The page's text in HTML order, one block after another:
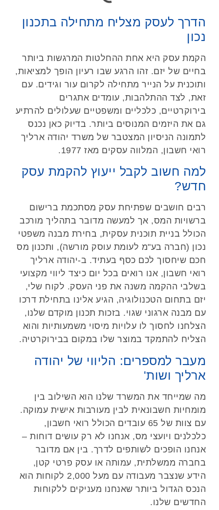
הדרך לעסק מצליח מתחילה בתכנון
נכון
הקמת עסק היא אחת ההחלטות המרגשות ביותר
בחיים של יזם. זהו הרגע שבו רעיון הופך למציאות,
ותוכנית על הנייר מתחילה לקרום עור וגידים. עם
זאת, לצד ההתלהבות, עומדים אתגרים
בירוקרטיים, כלכליים ומשפטיים שעלולים להרתיע
גם את היזמים המנוסים ביותר. בדיוק כאן נכנס
לתמונה הניסיון המצטבר של משרד יהודה ארליך
רואי חשבון, המלווה עסקים מאז 1977.
למה חשוב לקבל ייעוץ להקמת עסק
חדש?
רבים חושבים שפתיחת עסק מסתכמת ברישום
ברשויות המס, אך למעשה מדובר בתהליך מורכב
הכולל בניית תוכנית עסקית, בחירת מבנה משפטי
נכון (חברה בע"מ לעומת עוסק מורשה), ותכנון מס
חכם שיחסוך לכם כסף בעתיד. ב-יהודה ארליך
רואי חשבון, אנו רואים בכל יום כיצד ליווי מקצועי
בשלבי ההקמה משנה את פני העסק. לקוח שלי,
יזם בתחום הטכנולוגיה, הגיע אלינו בתחילת דרכו
עם מבנה ארגוני שגוי. בזכות תכנון מוקדם שלנו,
הצלחנו לחסוך לו עלויות מיסוי משמעותיות והוא
הצליח להתמקד במוצר שלו במקום בבירוקרטיה.
מעבר למספרים: הליווי של יהודה
ארליך ושות'
מה שמייחד את המשרד שלנו הוא השילוב בין
מומחיות חשבונאית לבין מעורבות אישית עמוקה.
עם צוות של 65 עובדים הכולל רואי חשבון,
כלכלנים ויועצי מס, אנחנו לא רק עושים דוחות –
אנחנו הופכים לשותפים לדרך. בין אם מדובר
בחברה ממשלתית, עמותה או עסק פרטי קטן,
הידע שנצבר מעבודה עם מעל 2,000 לקוחות הוא
הנכס הגדול ביותר שאנחנו מעניקים ללקוחות
החדשים שלנו.